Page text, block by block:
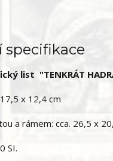
specifikace
list "TENKRÁT
x 12,4 cm
a rámem: cca. 26,5 x
SI.